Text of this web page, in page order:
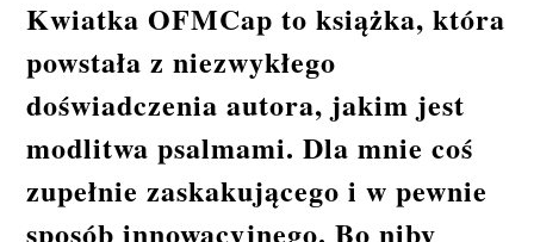
Kwiatka OFMCap to książka, która
powstała z niezwykłego
doświadczenia autora, jakim jest
modlitwa psalmami. Dla mnie coś
zupełnie zaskakującego i w pewnie
sposób innowacyjnego. Bo niby